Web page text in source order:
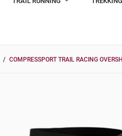
COMPRESSPORT TRAIL RACING